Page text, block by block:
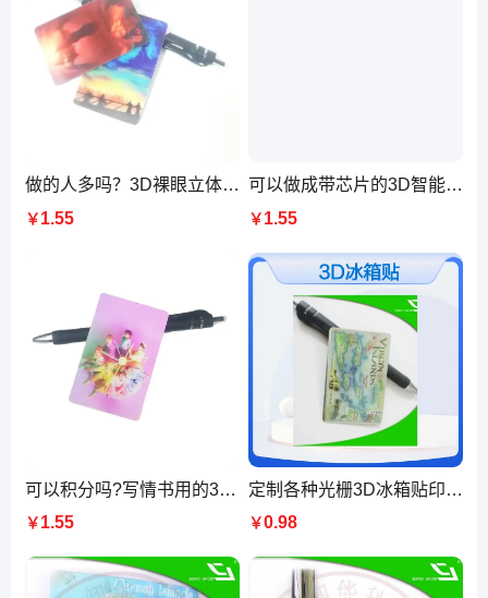
做的人多吗？3D裸眼立体，印刷厂制作生产5D明信片
￥1.55
可以做成带芯片的3D智能卡吗？幻彩，立体明信片厂
￥1.55
可以积分吗?写情书用的3D印刷厂，裸眼立体明信片
￥1.55
定制各种光栅3D冰箱贴印刷PET 胶印工艺商务馈赠礼品
￥0.98